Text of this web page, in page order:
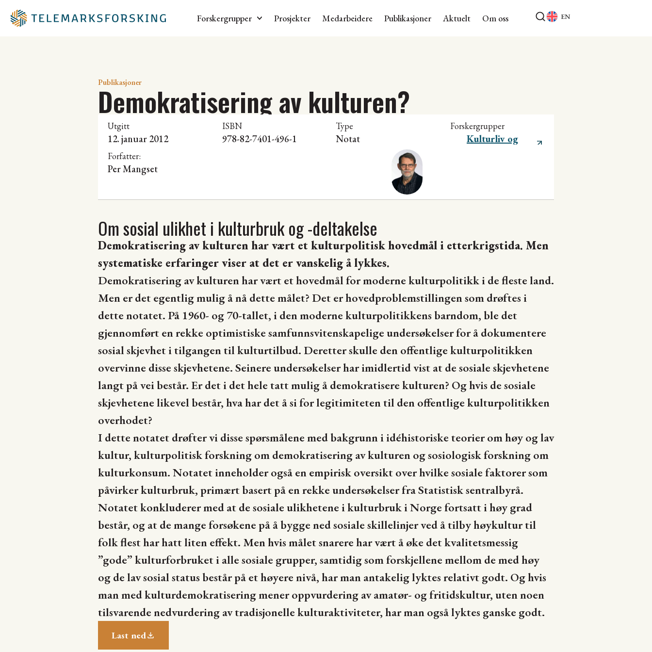
Forskergrupper Prosjekter Medarbeidere Publikasjoner Aktuelt Om oss EN
Publikasjoner
Demokratisering av kulturen?
Utgitt
12. januar 2012
ISBN
978-82-7401-496-1
Type
Notat
Forskergrupper
Kulturliv og
kulturpolitikk
Forfatter:
Per Mangset
Om sosial ulikhet i kulturbruk og -deltakelse
Demokratisering av kulturen har vært et kulturpolitisk hovedmål i etterkrigstida. Men
systematiske erfaringer viser at det er vanskelig å lykkes.
Demokratisering av kulturen har vært et hovedmål for moderne kulturpolitikk i de fleste land.
Men er det egentlig mulig å nå dette målet? Det er hovedproblemstillingen som drøftes i
dette notatet. På 1960- og 70-tallet, i den moderne kulturpolitikkens barndom, ble det
gjennomført en rekke optimistiske samfunnsvitenskapelige undersøkelser for å dokumentere
sosial skjevhet i tilgangen til kulturtilbud. Deretter skulle den offentlige kulturpolitikken
overvinne disse skjevhetene. Seinere undersøkelser har imidlertid vist at de sosiale skjevhetene
langt på vei består. Er det i det hele tatt mulig å demokratisere kulturen? Og hvis de sosiale
skjevhetene likevel består, hva har det å si for legitimiteten til den offentlige kulturpolitikken
overhodet?
I dette notatet drøfter vi disse spørsmålene med bakgrunn i idéhistoriske teorier om høy og lav
kultur, kulturpolitisk forskning om demokratisering av kulturen og sosiologisk forskning om
kulturkonsum. Notatet inneholder også en empirisk oversikt over hvilke sosiale faktorer som
påvirker kulturbruk, primært basert på en rekke undersøkelser fra Statistisk sentralbyrå.
Notatet konkluderer med at de sosiale ulikhetene i kulturbruk i Norge fortsatt i høy grad
består, og at de mange forsøkene på å bygge ned sosiale skillelinjer ved å tilby høykultur til
folk flest har hatt liten effekt. Men hvis målet snarere har vært å øke det kvalitetsmessig
”gode” kulturforbruket i alle sosiale grupper, samtidig som forskjellene mellom de med høy
og de lav sosial status består på et høyere nivå, har man antakelig lyktes relativt godt. Og hvis
man med kulturdemokratisering mener oppvurdering av amatør- og fritidskultur, uten noen
tilsvarende nedvurdering av tradisjonelle kulturaktiviteter, har man også lyktes ganske godt.
Last ned